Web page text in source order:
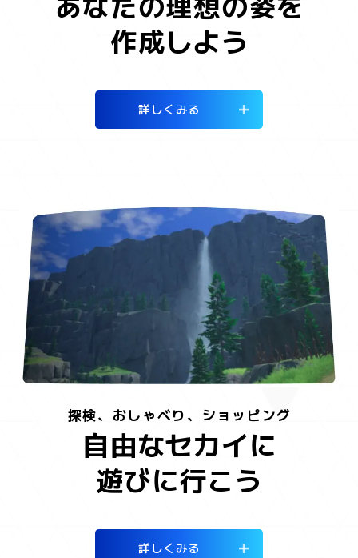
あなたの理想の姿を
作成しよう
詳しくみる
探検、おしゃべり、ショッピング
自由なセカイに
遊びに行こう
詳しくみる